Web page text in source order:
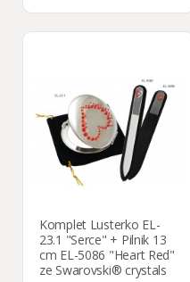
Komplet Lusterko EL-
23.1 "Serce" + Pilnik 13
cm EL-5086 "Heart Red"
ze Swarovski® crystals